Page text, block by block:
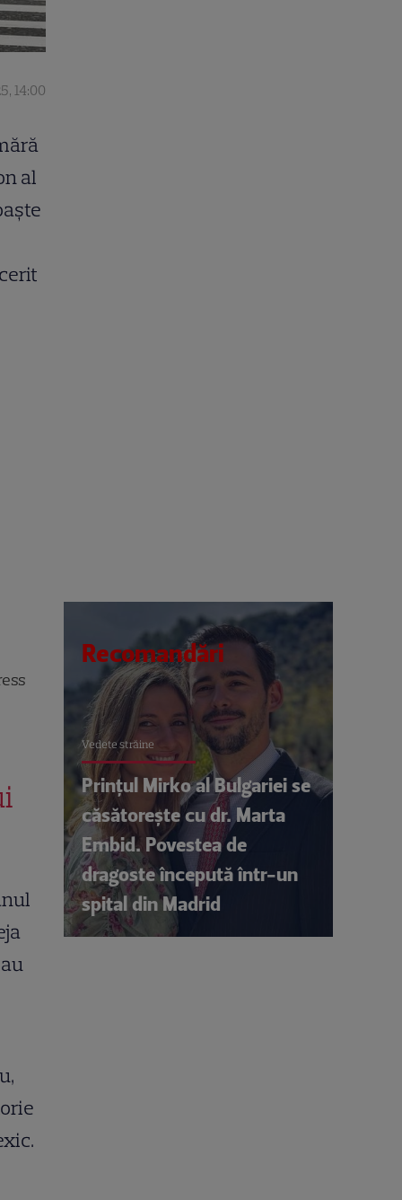
14:00
al
Recomandări
Vedete străine
Prințul Mirko al Bulgariei se
căsătorește cu dr. Marta
Embid. Povestea de
dragoste începută într-un
spital din Madrid